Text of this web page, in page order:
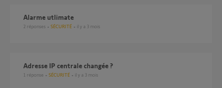
Alarme utlimate
2 réponses SÉCURITÉ il y a 3 mois
Adresse IP centrale changée ?
1 réponse SÉCURITÉ il y a 3 mois